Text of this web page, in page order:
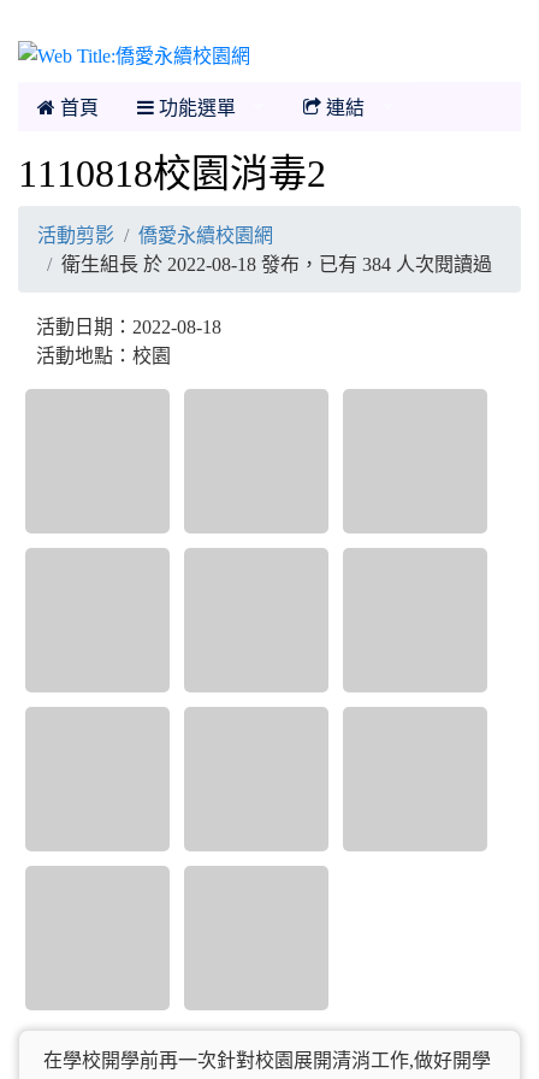
首頁 功能選單 連結
1110818校園消毒2
活動剪影
僑愛永續校園網
衛生組長 於 2022-08-18 發布，已有 384 人次閱讀過
活動日期：2022-08-18
活動地點：校園
在學校開學前再一次針對校園展開清消工作,做好開學